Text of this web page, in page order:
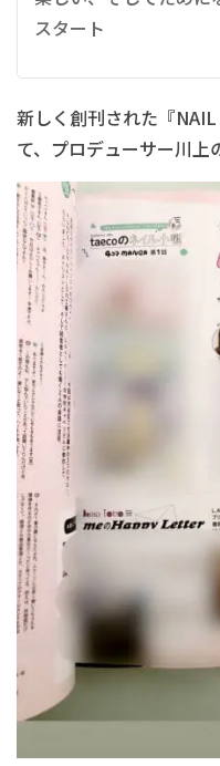
スタート
新しく創刊された『
て、プロデューサー川上